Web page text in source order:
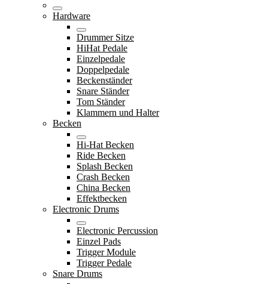
Hardware
Drummer Sitze
HiHat Pedale
Einzelpedale
Doppelpedale
Beckenständer
Snare Ständer
Tom Ständer
Klammern und Halter
Becken
Hi-Hat Becken
Ride Becken
Splash Becken
Crash Becken
China Becken
Effektbecken
Electronic Drums
Electronic Percussion
Einzel Pads
Trigger Module
Trigger Pedale
Snare Drums